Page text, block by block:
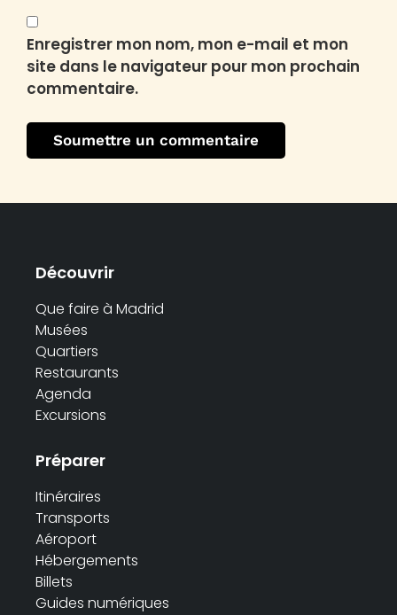
Enregistrer mon nom, mon e-mail et mon
site dans le navigateur pour mon prochain
commentaire.
Découvrir
Que faire à Madrid
Musées
Quartiers
Restaurants
Agenda
Excursions
Préparer
Itinéraires
Transports
Aéroport
Hébergements
Billets
Guides numériques